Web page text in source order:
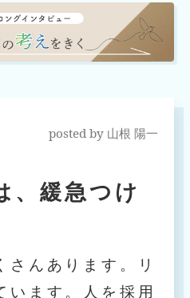
posted by 山根 陽一
、緩急つけ
さんあります。リ
います。人を採用